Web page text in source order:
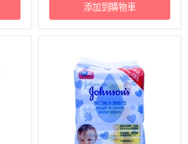
添加到購物車